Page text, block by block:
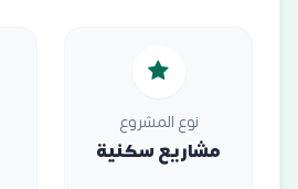
نوع المشروع
مشاريع سكنية